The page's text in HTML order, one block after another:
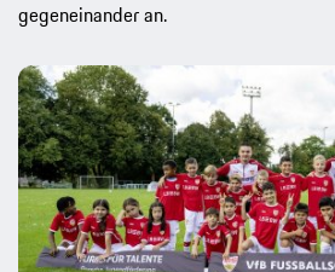
gegeneinander an.